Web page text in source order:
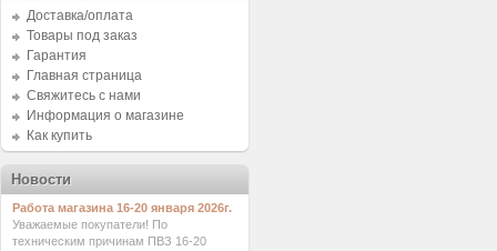
Доставка/оплата
Товары под заказ
Гарантия
Главная страница
Свяжитесь с нами
Информация о магазине
Как купить
Новости
Работа магазина 16-20 января 2026г.
Уважаемые покупатели! По
техническим причинам ПВЗ 16-20